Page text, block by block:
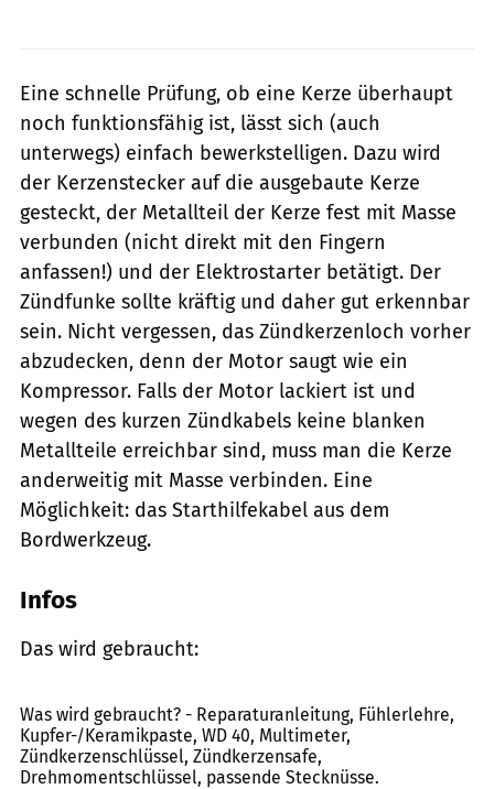
Eine schnelle Prüfung, ob eine Kerze überhaupt
noch funktionsfähig ist, lässt sich (auch
unterwegs) einfach bewerkstelligen. Dazu wird
der Kerzenstecker auf die ausgebaute Kerze
gesteckt, der Metallteil der Kerze fest mit Masse
verbunden (nicht direkt mit den Fingern
anfassen!) und der Elektrostarter betätigt. Der
Zündfunke sollte kräftig und daher gut erkennbar
sein. Nicht vergessen, das Zündkerzenloch vorher
abzudecken, denn der Motor saugt wie ein
Kompressor. Falls der Motor lackiert ist und
wegen des kurzen Zündkabels keine blanken
Metallteile erreichbar sind, muss man die Kerze
anderweitig mit Masse verbinden. Eine
Möglichkeit: das Starthilfekabel aus dem
Bordwerkzeug.
Infos
Das wird gebraucht:
Was wird gebraucht? - Reparaturanleitung, Fühlerlehre,
Kupfer-/Keramikpaste, WD 40, Multimeter,
Zündkerzenschlüssel, Zündkerzensafe,
Drehmomentschlüssel, passende Stecknüsse.